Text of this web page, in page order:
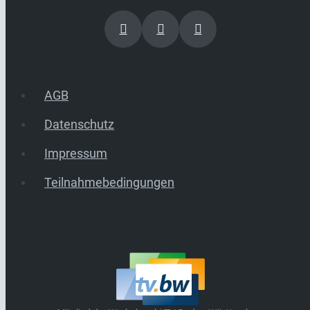
AGB
Datenschutz
Impressum
Teilnahmebedingungen